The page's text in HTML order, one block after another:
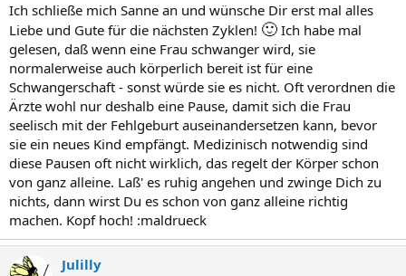
Ich schließe mich Sanne an und wünsche Dir erst mal alles
Liebe und Gute für die nächsten Zyklen! 🙂 Ich habe mal
gelesen, daß wenn eine Frau schwanger wird, sie
normalerweise auch körperlich bereit ist für eine
Schwangerschaft - sonst würde sie es nicht. Oft verordnen die
Ärzte wohl nur deshalb eine Pause, damit sich die Frau
seelisch mit der Fehlgeburt auseinandersetzen kann, bevor
sie ein neues Kind empfängt. Medizinisch notwendig sind
diese Pausen oft nicht wirklich, das regelt der Körper schon
von ganz alleine. Laß' es ruhig angehen und zwinge Dich zu
nichts, dann wirst Du es schon von ganz alleine richtig
machen. Kopf hoch! :maldrueck
Julilly